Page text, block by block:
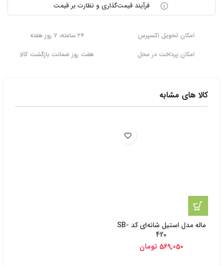
فرآیند قیمت‌گذاری و نظارت بر قیمت
امکان تحویل اکسپرس
۲۴ ساعته، ۷ روز هفته
امکان پرداخت در محل
هفت روز ضمانت بازگشت کالا
کالا های مشابه
ماله مدل استیل شانه‌ای کد SB-
420
569,050 تومان